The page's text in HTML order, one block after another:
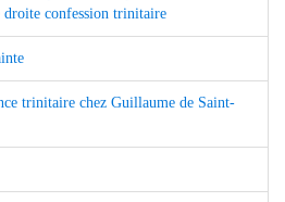
droite confession trinitaire
trinitaire chez Guillaume de Saint-